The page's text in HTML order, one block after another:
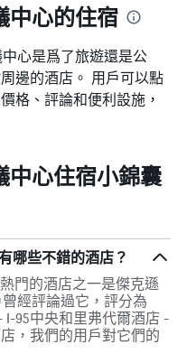
心的住宿
心​是爲了旅遊還是公
邊的酒店。 用戶可以點
格、評論和便利設施，
心住宿小錦囊
哪些不錯的酒店？
門的酒店之一是傑克遜
經評論過它，評分為
95中央和里弗代爾酒店 -
，我們的用戶對它們的